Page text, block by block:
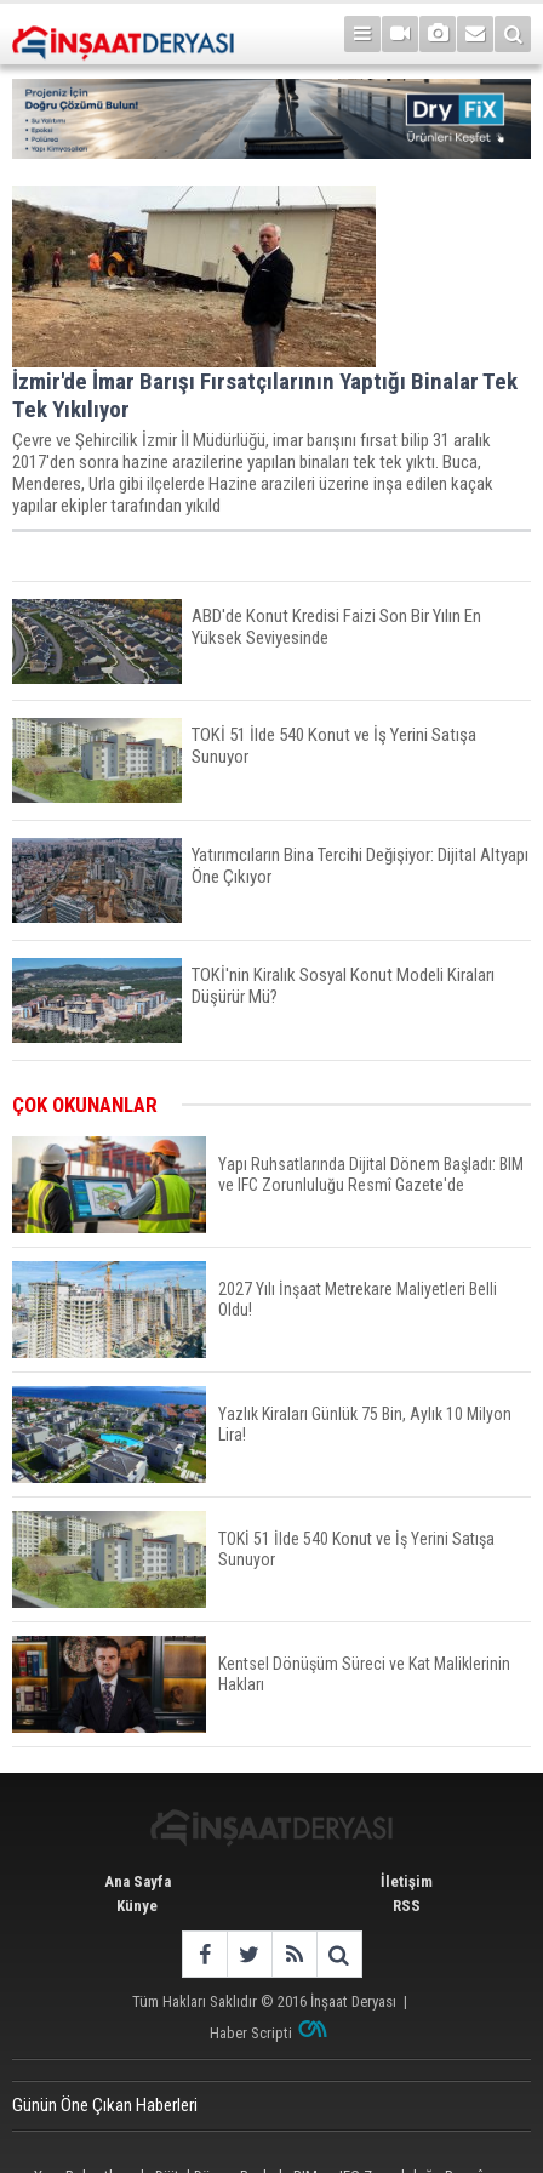
İzmir'de İmar Barışı Fırsatçılarının Yaptığı Binalar Tek
Tek Yıkılıyor
Çevre ve Şehircilik İzmir İl Müdürlüğü, imar barışını fırsat bilip 31 aralık
2017'den sonra hazine arazilerine yapılan binaları tek tek yıktı. Buca,
Menderes, Urla gibi ilçelerde Hazine arazileri üzerine inşa edilen kaçak
yapılar ekipler tarafından yıkıld
ABD'de Konut Kredisi Faizi Son Bir Yılın En
Yüksek Seviyesinde
TOKİ 51 İlde 540 Konut ve İş Yerini Satışa
Sunuyor
Yatırımcıların Bina Tercihi Değişiyor: Dijital Altyapı
Öne Çıkıyor
TOKİ'nin Kiralık Sosyal Konut Modeli Kiraları
Düşürür Mü?
Konut Satışları Güçlü Seyrini Korudu Yabancıya
Satış Geriledi
ABD'de İnşaat Harcamaları Geriledi
Tercih Döneminde Barınma Telaşı Başladı
Aileden Miras Kalan Ev Nasıl Satılır?
İstanbul'da 15 Bin Kiralık Sosyal Konut Eylülde
Kiraya Verilecek
ÇOK OKUNANLAR
Yapı Ruhsatlarında Dijital Dönem Başladı: BIM
ve IFC Zorunluluğu Resmî Gazete'de
2027 Yılı İnşaat Metrekare Maliyetleri Belli
Oldu!
Yazlık Kiraları Günlük 75 Bin, Aylık 10 Milyon
Lira!
TOKİ 51 İlde 540 Konut ve İş Yerini Satışa
Sunuyor
Kentsel Dönüşüm Süreci ve Kat Maliklerinin
Hakları
Ana Sayfa
Künye
İletişim
RSS
Tüm Hakları Saklıdır © 2016 İnşaat Deryası |
Haber Scripti
Günün Öne Çıkan Haberleri